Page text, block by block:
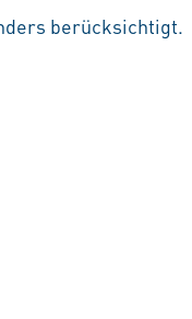
berücksichtigt.